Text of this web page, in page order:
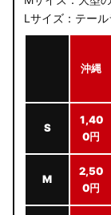
Lサイズ：テー
沖縄
S
1,40
0円
M
2,50
0円